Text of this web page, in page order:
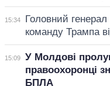
15:34
Головний
команду Трампа
15:09
У Молдові
правоохоронці
БПЛА